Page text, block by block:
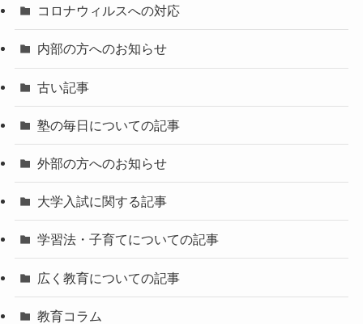
コロナウィルスへの対応
内部の方へのお知らせ
古い記事
塾の毎日についての記事
外部の方へのお知らせ
大学入試に関する記事
学習法・子育てについての記事
広く教育についての記事
教育コラム